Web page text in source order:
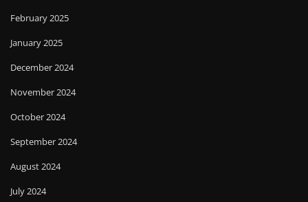
February 2025
January 2025
December 2024
November 2024
October 2024
September 2024
August 2024
July 2024